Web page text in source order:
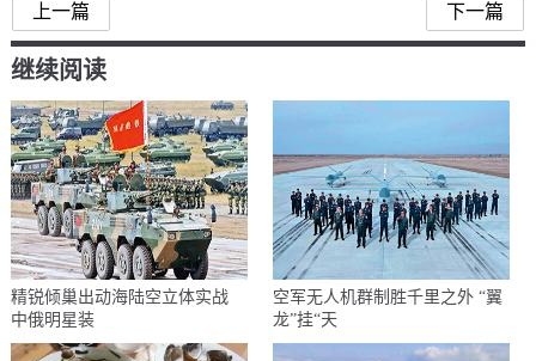
上一篇 下一篇
继续阅读
精锐倾巢出动海陆空立体实战
中俄明星装
空军无人机群制胜千里之外 “翼
龙”挂“天